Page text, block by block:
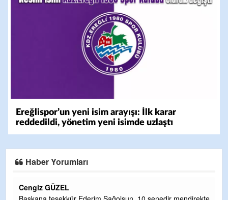
Ereğlispor’un yeni isim arayışı: İlk karar
reddedildi, yönetim yeni isimde uzlaştı
Haber Yorumları
CEVDET YILMAZ